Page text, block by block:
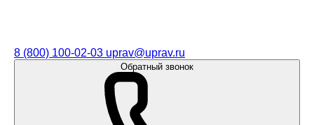
8 (800) 100-02-03 uprav@uprav.ru
Обратный звонок